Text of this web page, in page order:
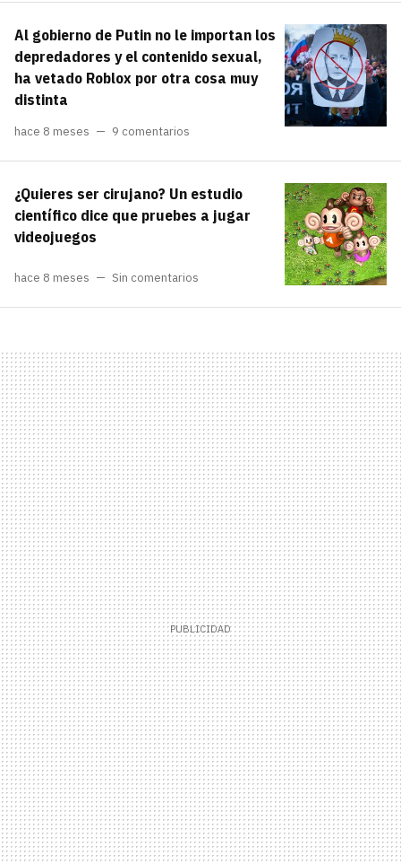
Al gobierno de Putin no le importan los
depredadores y el contenido sexual,
ha vetado Roblox por otra cosa muy
distinta
hace 8 meses 9 comentarios
¿Quieres ser cirujano? Un estudio
científico dice que pruebes a jugar
videojuegos
hace 8 meses Sin comentarios